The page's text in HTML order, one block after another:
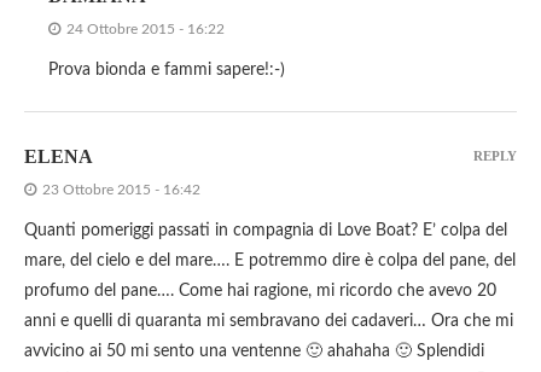
24 Ottobre 2015 - 16:22
Prova bionda e fammi sapere!:-)
ELENA
23 Ottobre 2015 - 16:42
Quanti pomeriggi passati in compagnia di Love Boat? E’ colpa del
mare, del cielo e del mare…. E potremmo dire è colpa del pane, del
profumo del pane…. Come hai ragione, mi ricordo che avevo 20
anni e quelli di quaranta mi sembravano dei cadaveri… Ora che mi
avvicino ai 50 mi sento una ventenne 🙂 ahahaha 🙂 Splendidi
REPLY